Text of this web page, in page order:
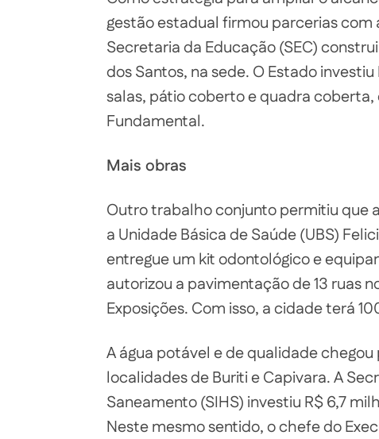
gestão estadual firmou parcerias com
Secretaria da Educação (SEC)
dos Santos, na sede. O Estado
salas, pátio coberto e quadra
Fundamental.
Mais obras
Outro trabalho conjunto permitiu que
a Unidade Básica de Saúde (UBS)
entregue um kit odontológico e
autorizou a pavimentação de 13 ruas
Exposições. Com isso, a cidade terá
A água potável e de qualidade chegou
localidades de Buriti e Capivara. A
Saneamento (SIHS) investiu R$ 6,7
Neste mesmo sentido, o chefe do